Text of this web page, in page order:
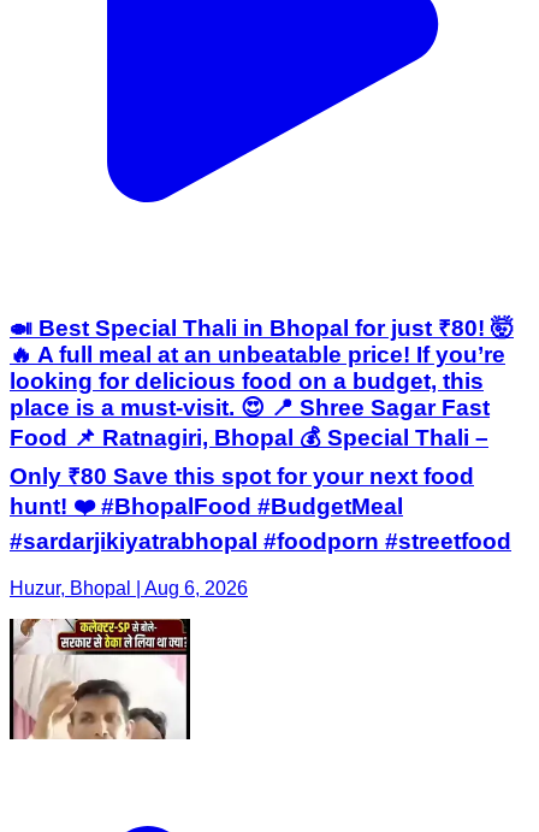
🍛 Best Special Thali in Bhopal for just ₹80! 🤯
🔥 A full meal at an unbeatable price! If you’re
looking for delicious food on a budget, this
place is a must-visit. 😍 📍 Shree Sagar Fast
Food 📌 Ratnagiri, Bhopal 💰 Special Thali –
Only ₹80 Save this spot for your next food
hunt! ❤️ #BhopalFood #BudgetMeal
#sardarjikiyatrabhopal #foodporn #streetfood
Huzur, Bhopal | Aug 6, 2026